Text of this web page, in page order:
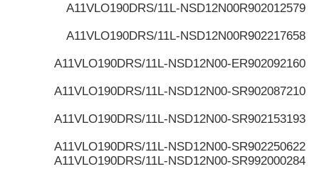
R902012579
A11VLO190DRS/11L-NSD12N00
R902217658
A11VLO190DRS/11L-NSD12N00
R902092160
A11VLO190DRS/11L-NSD12N00-E
R902087210
A11VLO190DRS/11L-NSD12N00-S
R902153193
A11VLO190DRS/11L-NSD12N00-S
R902250622
A11VLO190DRS/11L-NSD12N00-S
R992000284
A11VLO190DRS/11L-NSD12N00-S